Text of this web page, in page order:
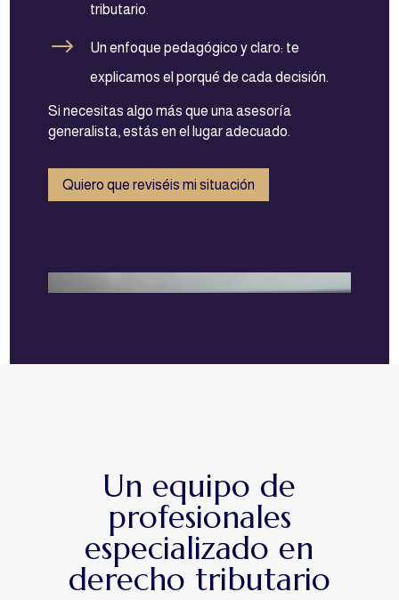
tributario.
$
Un enfoque pedagógico y claro: te
explicamos el porqué de cada decisión.
Si necesitas algo más que una asesoría
generalista, estás en el lugar adecuado.
Quiero que reviséis mi situación
Un equipo de
profesionales
especializado en
derecho tributario